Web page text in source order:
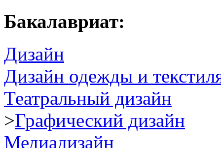
Бакалавриат:
Дизайн
Дизайн одежды и
Театральный дизайн
>Графический дизайн
Медиадизайн